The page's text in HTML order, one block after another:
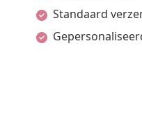
Standaard